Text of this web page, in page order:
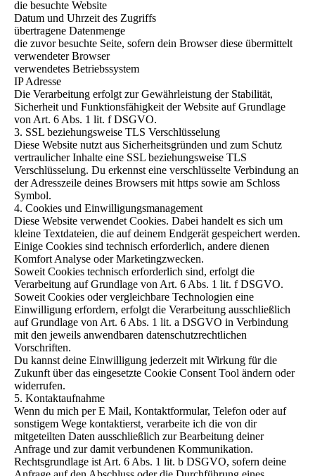
die besuchte Website
Datum und Uhrzeit des Zugriffs
übertragene Datenmenge
die zuvor besuchte Seite, sofern dein Browser diese übermittelt
verwendeter Browser
verwendetes Betriebssystem
IP Adresse
Die Verarbeitung erfolgt zur Gewährleistung der Stabilität,
Sicherheit und Funktionsfähigkeit der Website auf Grundlage
von Art. 6 Abs. 1 lit. f DSGVO.
3. SSL beziehungsweise TLS Verschlüsselung
Diese Website nutzt aus Sicherheitsgründen und zum Schutz
vertraulicher Inhalte eine SSL beziehungsweise TLS
Verschlüsselung. Du erkennst eine verschlüsselte Verbindung an
der Adresszeile deines Browsers mit https sowie am Schloss
Symbol.
4. Cookies und Einwilligungsmanagement
Diese Website verwendet Cookies. Dabei handelt es sich um
kleine Textdateien, die auf deinem Endgerät gespeichert werden.
Einige Cookies sind technisch erforderlich, andere dienen
Komfort Analyse oder Marketingzwecken.
Soweit Cookies technisch erforderlich sind, erfolgt die
Verarbeitung auf Grundlage von Art. 6 Abs. 1 lit. f DSGVO.
Soweit Cookies oder vergleichbare Technologien eine
Einwilligung erfordern, erfolgt die Verarbeitung ausschließlich
auf Grundlage von Art. 6 Abs. 1 lit. a DSGVO in Verbindung
mit den jeweils anwendbaren datenschutzrechtlichen
Vorschriften.
Du kannst deine Einwilligung jederzeit mit Wirkung für die
Zukunft über das eingesetzte Cookie Consent Tool ändern oder
widerrufen.
5. Kontaktaufnahme
Wenn du mich per E Mail, Kontaktformular, Telefon oder auf
sonstigem Wege kontaktierst, verarbeite ich die von dir
mitgeteilten Daten ausschließlich zur Bearbeitung deiner
Anfrage und zur damit verbundenen Kommunikation.
Rechtsgrundlage ist Art. 6 Abs. 1 lit. b DSGVO, sofern deine